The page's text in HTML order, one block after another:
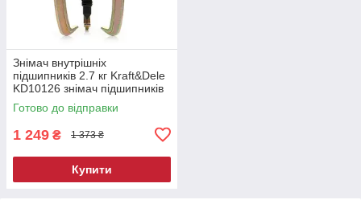
Знімач внутрішніх
підшипників 2.7 кг Kraft&Dele
KD10126 знімач підшипників
Готово до відправки
1 249 ₴ 1 373 ₴
Купити